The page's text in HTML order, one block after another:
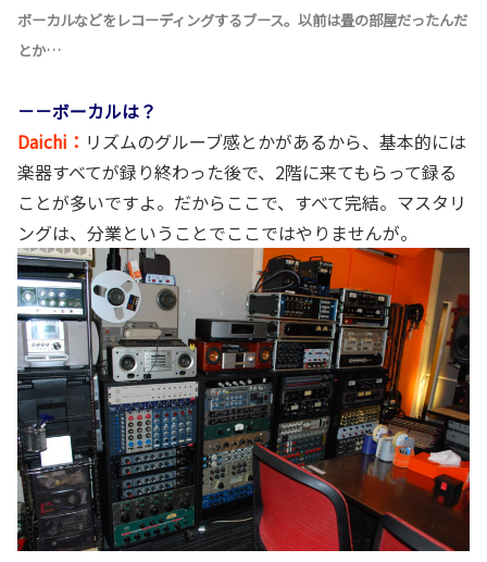
ボーカルなどをレコーディングするブース。以前は畳の部屋だったんだ
とか…
－－ボーカルは？
Daichi： リズムのグルーブ感とかがあるから、基本的には
楽器すべてが録り終わった後で、2階に来てもらって録る
ことが多いですよ。だからここで、すべて完結。マスタリ
ングは、分業ということでここではやりませんが。